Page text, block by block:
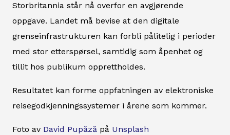
Storbritannia står nå overfor en avgjørende
oppgave. Landet må bevise at den digitale
grenseinfrastrukturen kan forbli pålitelig i perioder
med stor etterspørsel, samtidig som åpenhet og
tillit hos publikum opprettholdes.
Resultatet kan forme oppfatningen av elektroniske
reisegodkjenningssystemer i årene som kommer.
Foto av David Pupăză på Unsplash